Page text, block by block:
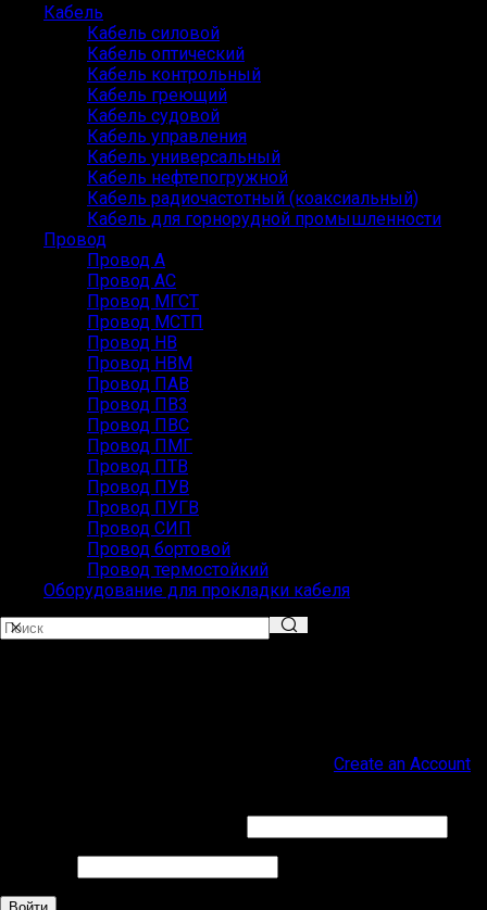
Кабель
Кабель силовой
Кабель оптический
Кабель контрольный
Кабель греющий
Кабель судовой
Кабель управления
Кабель универсальный
Кабель нефтепогружной
Кабель радиочастотный (коаксиальный)
Кабель для горнорудной промышленности
Провод
Провод А
Провод АС
Провод МГСТ
Провод МСТП
Провод НВ
Провод НВМ
Провод ПАВ
Провод ПВ3
Провод ПВС
Провод ПМГ
Провод ПТВ
Провод ПУВ
Провод ПУГВ
Провод СИП
Провод бортовой
Провод термостойкий
Оборудование для прокладки кабеля
Create an Account